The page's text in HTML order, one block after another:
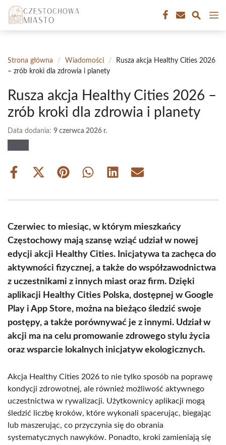
Przejdź
treści
Strona główna / Wiadomości /
Rusza akcja Healthy Cities 2026
– zrób kroki dla zdrowia i planety
Rusza akcja Healthy Cities 2026 –
zrób kroki dla zdrowia i planety
Data dodania: 9 czerwca 2026 r.
Share
Share
(Twitter)
Share Share Share Share
Czerwiec to miesiąc, w którym mieszkańcy
Częstochowy mają szansę wziąć udział w nowej
edycji akcji Healthy Cities. Inicjatywa ta zachęca do
aktywności fizycznej, a także do współzawodnictwa
z uczestnikami z innych miast oraz firm. Dzięki
aplikacji Healthy Cities Polska, dostępnej w Google
Play i App Store, można na bieżąco śledzić swoje
postępy, a także porównywać je z innymi. Udział w
akcji ma na celu promowanie zdrowego stylu życia
oraz wsparcie lokalnych inicjatyw ekologicznych.
Akcja Healthy Cities 2026 to nie tylko sposób na poprawę
kondycji zdrowotnej, ale również możliwość aktywnego
uczestnictwa w rywalizacji. Użytkownicy aplikacji mogą
śledzić liczbę kroków, które wykonali spacerując, biegając
lub maszerując, co przyczynia się do obrania
systematycznych nawyków. Ponadto, kroki zamieniają się